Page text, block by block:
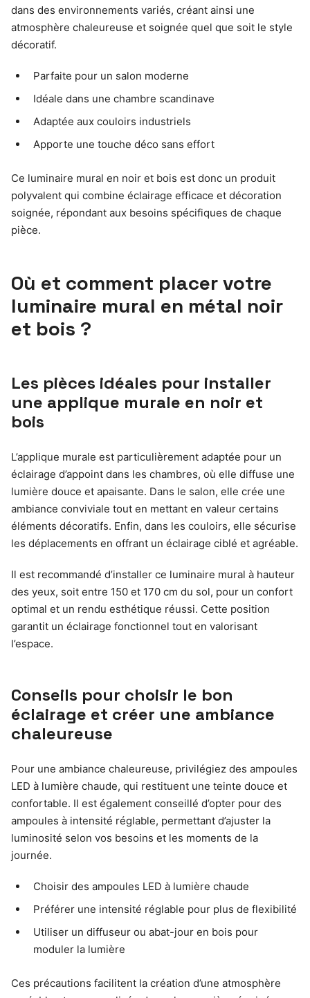
dans des environnements variés, créant ainsi une
atmosphère chaleureuse et soignée quel que soit le style
décoratif.
Parfaite pour un salon moderne
Idéale dans une chambre scandinave
Adaptée aux couloirs industriels
Apporte une touche déco sans effort
Ce luminaire mural en noir et bois est donc un produit
polyvalent qui combine éclairage efficace et décoration
soignée, répondant aux besoins spécifiques de chaque
pièce.
Où et comment placer votre
luminaire mural en métal noir
et bois ?
Les pièces idéales pour installer
une applique murale en noir et
bois
L’applique murale est particulièrement adaptée pour un
éclairage d’appoint dans les chambres, où elle diffuse une
lumière douce et apaisante. Dans le salon, elle crée une
ambiance conviviale tout en mettant en valeur certains
éléments décoratifs. Enfin, dans les couloirs, elle sécurise
les déplacements en offrant un éclairage ciblé et agréable.
Il est recommandé d’installer ce luminaire mural à hauteur
des yeux, soit entre 150 et 170 cm du sol, pour un confort
optimal et un rendu esthétique réussi. Cette position
garantit un éclairage fonctionnel tout en valorisant
l’espace.
Conseils pour choisir le bon
éclairage et créer une ambiance
chaleureuse
Pour une ambiance chaleureuse, privilégiez des ampoules
LED à lumière chaude, qui restituent une teinte douce et
confortable. Il est également conseillé d’opter pour des
ampoules à intensité réglable, permettant d’ajuster la
luminosité selon vos besoins et les moments de la
journée.
Choisir des ampoules LED à lumière chaude
Préférer une intensité réglable pour plus de flexibilité
Utiliser un diffuseur ou abat-jour en bois pour
moduler la lumière
Ces précautions facilitent la création d’une atmosphère